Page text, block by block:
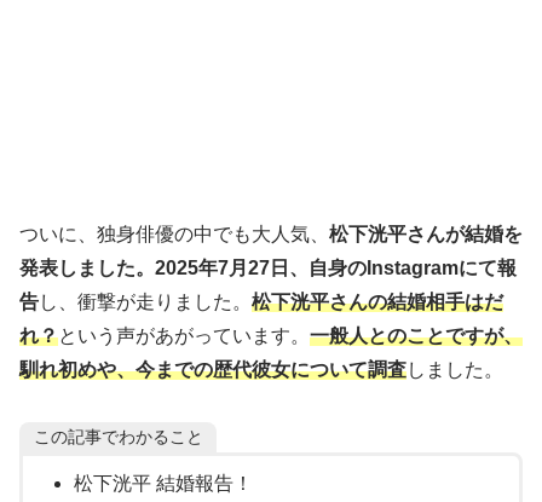
ついに、独身俳優の中でも大人気、 松下洸平さんが結婚を
発表しました。2025年7月27日、自身のInstagramにて報
告し、衝撃が走りました。 松下洸平さんの結婚相手はだ
れ？という声があがっています。 一般人とのことですが、
馴れ初めや、今までの歴代彼女について調査しました。
この記事でわかること
松下洸平 結婚報告！